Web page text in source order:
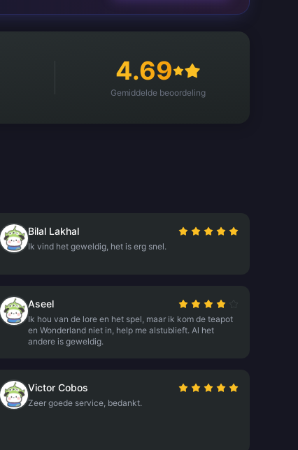
4.69
Gemiddelde beoordeling
Bilal Lakhal
Ik vind het geweldig, het is erg snel.
Aseel
Ik hou van de lore en het spel, maar ik kom de teapot
en Wonderland niet in, help me alstublieft. Al het
andere is geweldig.
Victor Cobos
Zeer goede service, bedankt.